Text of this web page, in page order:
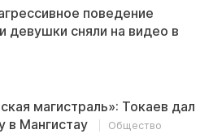
поведение
девушки сняли на видео в
магистраль»: Токаев дал
в Мангистау
Общество